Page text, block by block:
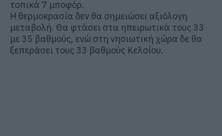
τοπικά 7 μποφόρ.
Η θερμοκρασία δεν θα σημειώσει αξιόλογη
μεταβολή. Θα φτάσει στα ηπειρωτικά τους 33
με 35 βαθμούς, ενώ στη νησιωτική χώρα δε θα
ξεπεράσει τους 33 βαθμούς Κελσίου.